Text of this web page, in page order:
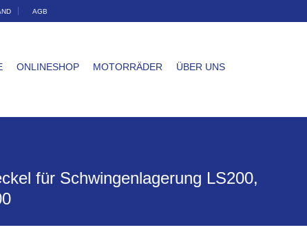
AGB
ONLINESHOP MOTORRÄDER ÜBER UNS
für Schwingenlagerung LS200,